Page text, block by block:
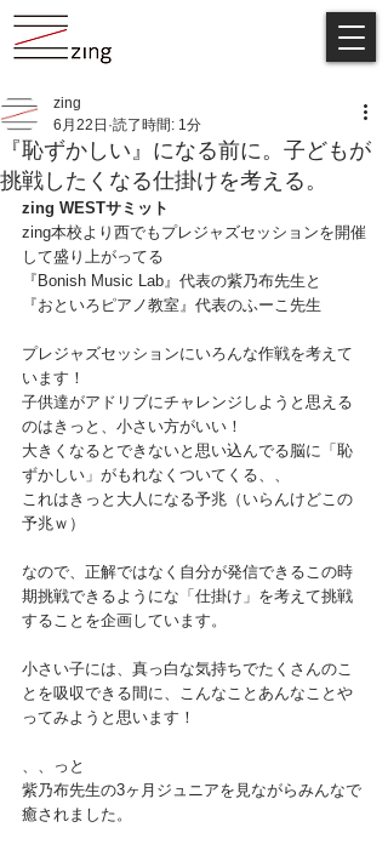
『恥ずかしい』になる前に。子どもが
挑戦したくなる仕掛けを考える。
zing
6月22日 読了時間: 1分
zing WESTサミット
zing本校より西でもプレジャズセッションを開催
して盛り上がってる
『Bonish Music Lab』代表の紫乃布先生と
『おといろピアノ教室』代表のふーこ先生
プレジャズセッションにいろんな作戦を考えて
います！
子供達がアドリブにチャレンジしようと思える
のはきっと、小さい方がいい！
大きくなるとできないと思い込んでる脳に「恥
ずかしい」がもれなくついてくる、、
これはきっと大人になる予兆（いらんけどこの
予兆ｗ）
なので、正解ではなく自分が発信できるこの時
期挑戦できるようにな「仕掛け」を考えて挑戦
することを企画しています。
小さい子には、真っ白な気持ちでたくさんのこ
とを吸収できる間に、こんなことあんなことや
ってみようと思います！
、、っと
紫乃布先生の3ヶ月ジュニアを見ながらみんなで
癒されました。